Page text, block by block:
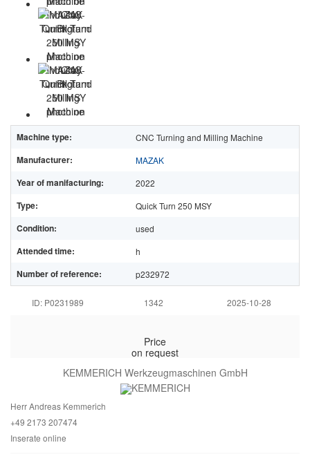
Machine type: CNC Turning and Milling Machine
Manufacturer: MAZAK
Year of manifacturing: 2022
Type: Quick Turn 250 MSY
Condition: used
Attended time: h
Number of reference: p232972
ID: P0231989 1342 2025-10-28
Price
on request
KEMMERICH Werkzeugmaschinen GmbH
Herr Andreas Kemmerich
+49 2173 207474
Inserate online